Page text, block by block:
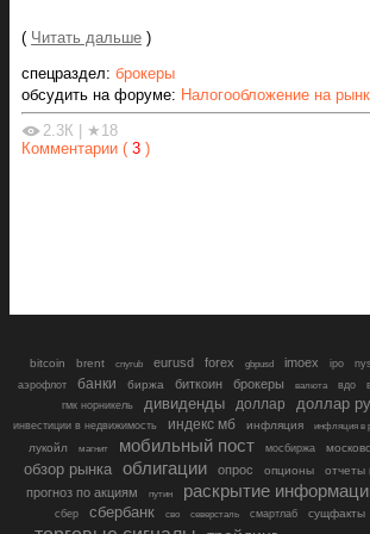
( Читать дальше )
спецраздел: брокеры
обсудить на форуме: Налогообложение на
2.3К
★18
Комментарии ( 3 )
bitcoin brent cnyrub eurusd forex gbpusd imoex ipo
аэрофлот банки биржа биткоин брокеры валюта вдо
гмк норникель дивиденды доллар доллар
инвестиции в недвижимость индекс мб инфляция инфляция в
лукойл магнит мобильный пост мосбиржа
обзор рынка облигации опрос опционы отчеты
прогноз по акциям
путин раскрытие
сбер сбербанк сво северсталь смартлаб сущфакты